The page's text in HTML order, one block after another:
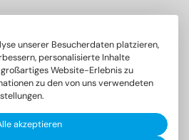
unserer Besucherdaten platzieren,
personalisierte Inhalte
Website-Erlebnis zu
zu den von uns verwendeten
akzeptieren